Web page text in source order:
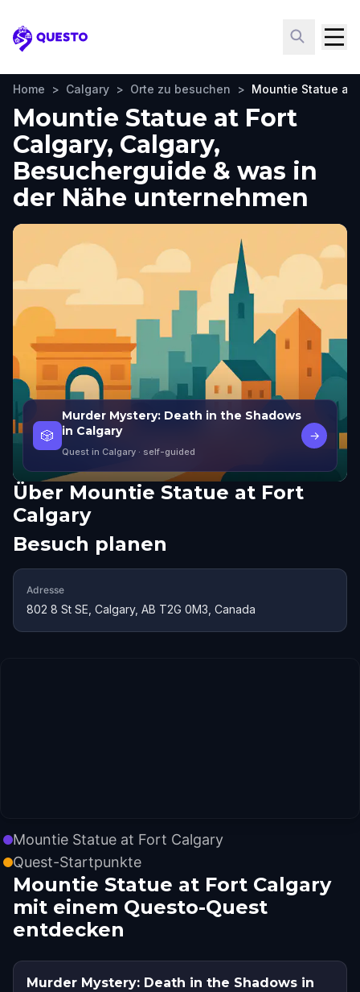
Questo
Home > Calgary > Orte zu besuchen > Mountie Statue at
Mountie Statue at Fort
Calgary, Calgary,
Besucherguide & was in
der Nähe unternehmen
🎲
Murder Mystery: Death in the Shadows
in Calgary
Quest in Calgary · self-guided
→
Über Mountie Statue at Fort
Calgary
Besuch planen
Adresse
802 8 St SE, Calgary, AB T2G 0M3, Canada
Mountie Statue at Fort Calgary
Quest-Startpunkte
Mountie Statue at Fort Calgary
mit einem Questo-Quest
entdecken
Murder Mystery: Death in the Shadows in